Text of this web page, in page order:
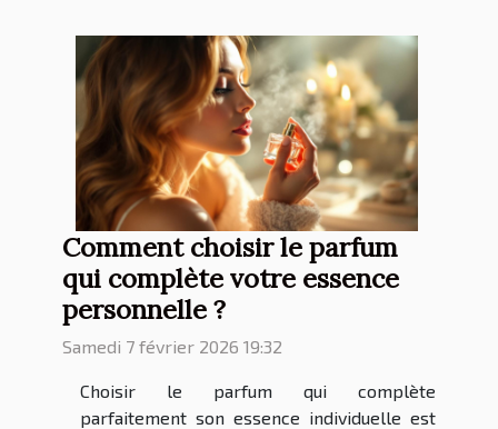
Comment choisir le parfum
qui complète votre essence
personnelle ?
Samedi 7 février 2026 19:32
Choisir le parfum qui complète
parfaitement son essence individuelle est